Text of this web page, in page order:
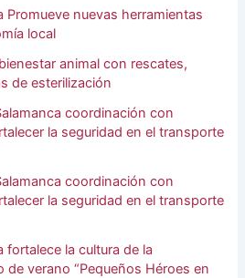
Promueve nuevas herramientas
local
animal con rescates,
de esterilización
coordinación con
la seguridad en el transporte
coordinación con
la seguridad en el transporte
fortalece la cultura de la
verano “Pequeños Héroes en